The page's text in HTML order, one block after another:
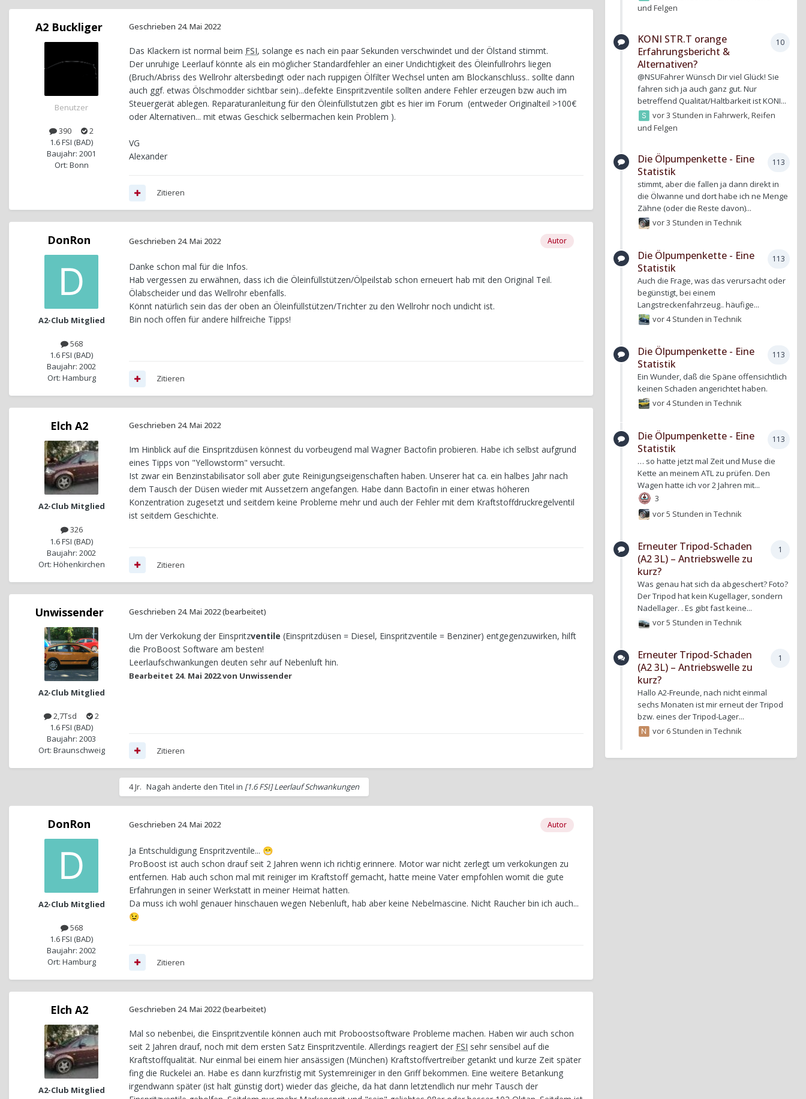
A2 Buckliger
Benutzer
390
2
1.6 FSI (BAD)
Baujahr: 2001
Ort: Bonn
Geschrieben 24. Mai 2022
Das Klackern ist normal beim FSI, solange es nach ein paar Sekunden verschwindet und der Ölstand stimmt.
Der unruhige Leerlauf könnte als ein möglicher Standardfehler an einer Undichtigkeit des Öleinfullrohrs liegen
(Bruch/Abriss des Wellrohr altersbedingt oder nach ruppigen Ölfilter Wechsel unten am Blockanschluss.. sollte dann
auch ggf. etwas Ölschmodder sichtbar sein)...defekte Einspritzventile sollten andere Fehler erzeugen bzw auch im
Steuergerät ablegen. Reparaturanleitung für den Öleinfüllstutzen gibt es hier im Forum (entweder Originalteil >100€
oder Alternativen... mit etwas Geschick selbermachen kein Problem ).
VG
Alexander
Zitieren
DonRon
A2-Club Mitglied
568
1.6 FSI (BAD)
Baujahr: 2002
Ort: Hamburg
Autor
Geschrieben 24. Mai 2022
Danke schon mal für die Infos.
Hab vergessen zu erwähnen, dass ich die Öleinfüllstützen/Ölpeilstab schon erneuert hab mit den Original Teil.
Ölabscheider und das Wellrohr ebenfalls.
Könnt natürlich sein das der oben an Öleinfüllstützen/Trichter zu den Wellrohr noch undicht ist.
Bin noch offen für andere hilfreiche Tipps!
Zitieren
Elch A2
A2-Club Mitglied
326
1.6 FSI (BAD)
Baujahr: 2002
Ort: Höhenkirchen
Geschrieben 24. Mai 2022
Im Hinblick auf die Einspritzdüsen könnest du vorbeugend mal Wagner Bactofin probieren. Habe ich selbst aufgrund
eines Tipps von "Yellowstorm" versucht.
Ist zwar ein Benzinstabilisator soll aber gute Reinigungseigenschaften haben. Unserer hat ca. ein halbes Jahr nach
dem Tausch der Düsen wieder mit Aussetzern angefangen. Habe dann Bactofin in einer etwas höheren
Konzentration zugesetzt und seitdem keine Probleme mehr und auch der Fehler mit dem Kraftstoffdruckregelventil
ist seitdem Geschichte.
Zitieren
Unwissender
A2-Club Mitglied
2,7Tsd
2
1.6 FSI (BAD)
Baujahr: 2003
Ort: Braunschweig
Geschrieben 24. Mai 2022(bearbeitet)
Um der Verkokung der Einspritzventile (Einspritzdüsen = Diesel, Einspritzventile = Benziner) entgegenzuwirken, hilft
die ProBoost Software am besten!
Leerlaufschwankungen deuten sehr auf Nebenluft hin.
Bearbeitet 24. Mai 2022von Unwissender
Zitieren
4 Jr. Nagah änderte den Titel in [1.6 FSI] Leerlauf Schwankungen
DonRon
A2-Club Mitglied
568
1.6 FSI (BAD)
Baujahr: 2002
Ort: Hamburg
Autor
Geschrieben 24. Mai 2022
Ja Entschuldigung Enspritzventile... 😁
ProBoost ist auch schon drauf seit 2 Jahren wenn ich richtig erinnere. Motor war nicht zerlegt um verkokungen zu
entfernen. Hab auch schon mal mit reiniger im Kraftstoff gemacht, hatte meine Vater empfohlen womit die gute
Erfahrungen in seiner Werkstatt in meiner Heimat hatten.
Da muss ich wohl genauer hinschauen wegen Nebenluft, hab aber keine Nebelmascine. Nicht Raucher bin ich auch...
😉
Zitieren
Elch A2
A2-Club Mitglied
Geschrieben 24. Mai 2022(bearbeitet)
Mal so nebenbei, die Einspritzventile können auch mit Proboostsoftware Probleme machen. Haben wir auch schon
seit 2 Jahren drauf, noch mit dem ersten Satz Einspritzventile. Allerdings reagiert der FSI sehr sensibel auf die
Kraftstoffqualität. Nur einmal bei einem hier ansässigen (München) Kraftstoffvertreiber getankt und kurze Zeit später
fing die Ruckelei an. Habe es dann kurzfristig mit Systemreiniger in den Griff bekommen. Eine weitere Betankung
irgendwann später (ist halt günstig dort) wieder das gleiche, da hat dann letztendlich nur mehr Tausch der
und Felgen
10
KONI STR.T orange
Erfahrungsbericht &
Alternativen?
@NSUFahrer Wünsch Dir viel Glück! Sie
fahren sich ja auch ganz gut. Nur
betreffend Qualität/Haltbarkeit ist KONI...
vor 3 Stunden inFahrwerk, Reifen
und Felgen
113
Die Ölpumpenkette - Eine
Statistik
stimmt, aber die fallen ja dann direkt in
die Ölwanne und dort habe ich ne Menge
Zähne (oder die Reste davon)...
vor 3 Stunden inTechnik
113
Die Ölpumpenkette - Eine
Statistik
Auch die Frage, was das verursacht oder
begünstigt, bei einem
Langstreckenfahrzeug.. häufige...
vor 4 Stunden inTechnik
113
Die Ölpumpenkette - Eine
Statistik
Ein Wunder, daß die Späne offensichtlich
keinen Schaden angerichtet haben.
vor 4 Stunden inTechnik
113
Die Ölpumpenkette - Eine
Statistik
… so hatte jetzt mal Zeit und Muse die
Kette an meinem ATL zu prüfen. Den
Wagen hatte ich vor 2 Jahren mit...
3
vor 5 Stunden inTechnik
1
Erneuter Tripod-Schaden
(A2 3L) – Antriebswelle zu
kurz?
Was genau hat sich da abgeschert? Foto?
Der Tripod hat kein Kugellager, sondern
Nadellager. . Es gibt fast keine...
vor 5 Stunden inTechnik
1
Erneuter Tripod-Schaden
(A2 3L) – Antriebswelle zu
kurz?
Hallo A2-Freunde, nach nicht einmal
sechs Monaten ist mir erneut der Tripod
bzw. eines der Tripod-Lager...
vor 6 Stunden inTechnik